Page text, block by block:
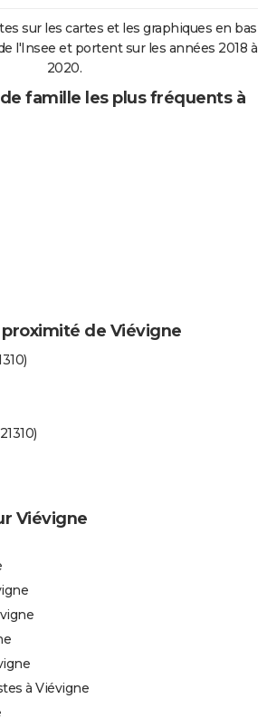
sur les cartes et les graphiques en bas
l'Insee et portent sur les années 2018 à
2020.
famille les plus fréquents à
de Viévigne
Viévigne
à Viévigne